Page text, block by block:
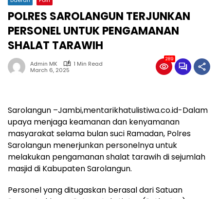
POLRES SAROLANGUN TERJUNKAN
PERSONEL UNTUK PENGAMANAN
SHALAT TARAWIH
Admin MK
1 Min Read
March 6, 2025
289
Sarolangun –Jambi,mentarikhatulistiwa.co.id-Dalam
upaya menjaga keamanan dan kenyamanan
masyarakat selama bulan suci Ramadan, Polres
Sarolangun menerjunkan personelnya untuk
melakukan pengamanan shalat tarawih di sejumlah
masjid di Kabupaten Sarolangun.
Personel yang ditugaskan berasal dari Satuan